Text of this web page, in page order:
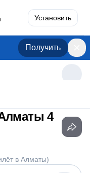
Установить
Получить
4
в Алматы)